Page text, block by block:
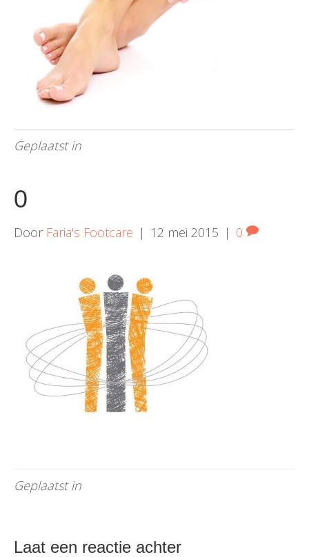
Geplaatst in
0
Door Faria's Footcare | 12 mei 2015 | 0
Geplaatst in
Laat een reactie achter